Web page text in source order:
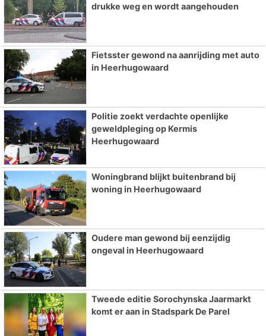
drukke weg en wordt aangehouden
Fietsster gewond na aanrijding met auto
in Heerhugowaard
Politie zoekt verdachte openlijke
geweldpleging op Kermis
Heerhugowaard
Woningbrand blijkt buitenbrand bij
woning in Heerhugowaard
Oudere man gewond bij eenzijdig
ongeval in Heerhugowaard
Tweede editie Sorochynska Jaarmarkt
komt er aan in Stadspark De Parel